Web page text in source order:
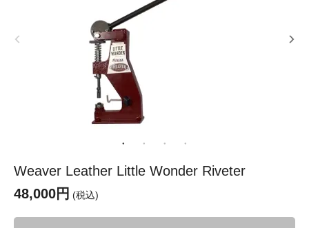
Weaver Leather Little Wonder Riveter
48,000円 (税込)